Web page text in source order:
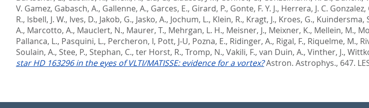
V. Gamez, Gabasch, A., Gallenne, A., Garces, E., Girard, P., Gonte, F. Y. J., Herrera, J. C. Gonzalez,
R., Isbell, J. W., Ives, D., Jakob, G., Jasko, A., Jochum, L., Klein, R., Kragt, J., Kroes, G., Kuindersma,
A., Marcotto, A., Mauclert, N., Maurer, T., Mehrgan, L. H., Meisner, J., Meixner, K., Mellein, M.,
Pallanca, L., Pasquini, L., Percheron, I, Pott, J-U, Pozna, E., Ridinger, A., Rigal, F., Riquelme, M.,
Soulain, A., Stee, P., Stephan, C., ter Horst, R., Tromp, N., Vakili, F., van Duin, A., Vinther, J.,
star HD 163296 in the eyes of VLTI/MATISSE: evidence for a vortex?Astron. Astrophys., 647.